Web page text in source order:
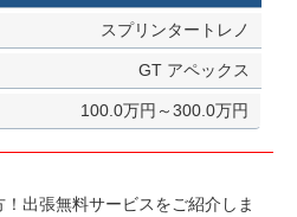
スプリンタートレノ
GT アペックス
100.0万円～300.0万円
出張無料サービスをご紹介しま